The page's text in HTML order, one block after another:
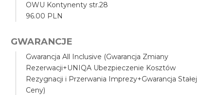
OWU Kontynenty str.28
96.00 PLN
GWARANCJE
Gwarancja All Inclusive (Gwarancja Zmiany
Rezerwacji+UNIQA Ubezpieczenie Kosztów
Rezygnacji i Przerwania Imprezy+Gwarancja Stałej
Ceny)